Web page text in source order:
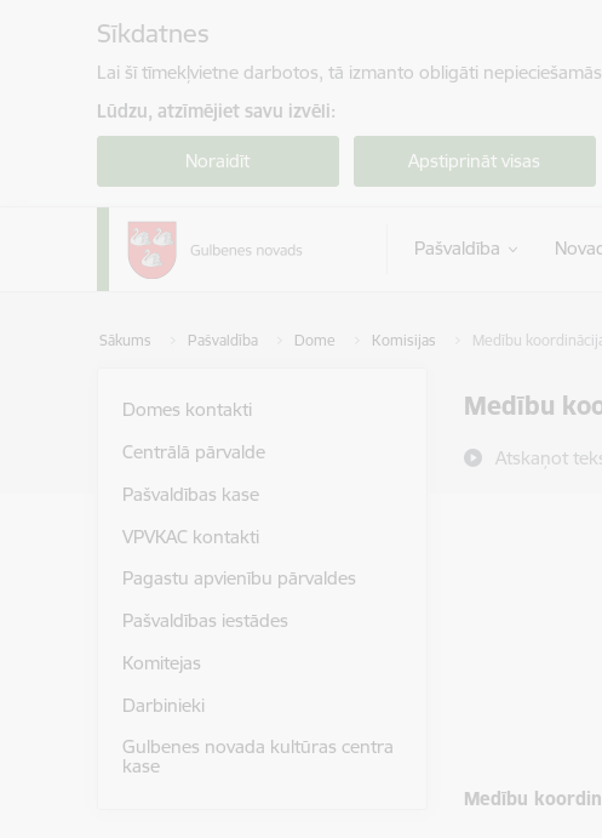
Sīkdatnes
Lai šī tīmekļvietne darbotos, tā izmanto obligāti
Lūdzu, atzīmējiet savu izvēli:
Noraidīt Apstiprināt visas
Pašvaldība
Sākums Pašvaldība Dome Komisijas Medību
Medību
Atskaņot
Domes kontakti
Centrālā pārvalde
Pašvaldības kase
VPVKAC kontakti
Pagastu apvienību pārvaldes
Pašvaldības iestādes
Komitejas
Darbinieki
Gulbenes novada kultūras centra
kase
Medību